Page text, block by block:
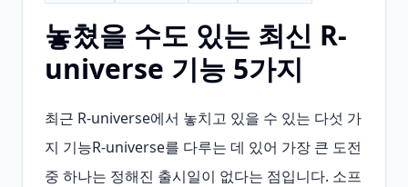
놓쳤을 수도 있는 최신 R-
universe 기능 5가지
최근 R‑universe에서 놓치고 있을 수 있는 다섯 가
지 기능R‑universe를 다루는 데 있어 가장 큰 도전
중 하나는 정해진 출시일이 없다는 점입니다. 소프